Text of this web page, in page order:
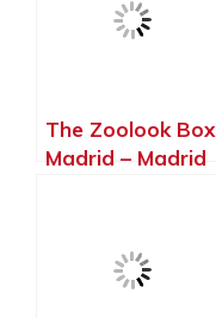
The Zoolook
Madrid – Madrid